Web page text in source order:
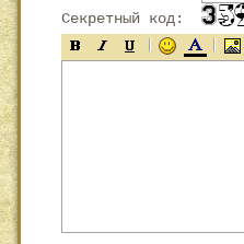
Секретный код: